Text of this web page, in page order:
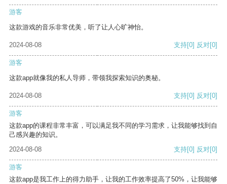
游客
这款游戏的音乐非常优美，听了让人心旷神怡。
2024-08-08 支持[0] 反对[0]
游客
这款app就像我的私人导师，带领我探索知识的奥秘。
2024-08-08 支持[0] 反对[0]
游客
这款app的课程非常丰富，可以满足我不同的学习需求，让我能够找到自
己感兴趣的知识。
2024-08-08
支持[0] 反对[0]
游客
这款app是我工作上的得力助手，让我的工作效率提高了50%，让我能够